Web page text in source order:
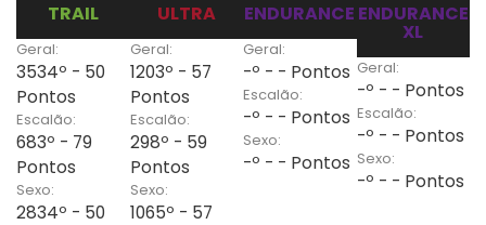
TRAIL
Geral:
3534º - 50
Pontos
Escalão:
683º - 79
Pontos
Sexo:
2834º - 50
ULTRA
Geral:
1203º - 57
Pontos
Escalão:
298º - 59
Pontos
Sexo:
1065º - 57
ENDURANCE
Geral:
-º - - Pontos
Escalão:
-º - - Pontos
Sexo:
-º - - Pontos
ENDURANCE
XL
Geral:
-º - - Pontos
Escalão:
-º - - Pontos
Sexo:
-º - - Pontos